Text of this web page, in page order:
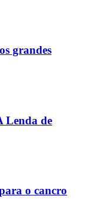
grandes
Lenda de
o cancro